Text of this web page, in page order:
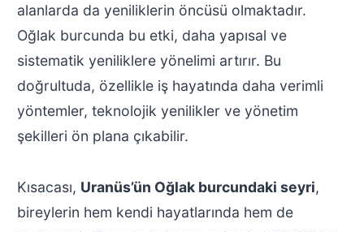
alanlarda da yeniliklerin öncüsü olmaktadır.
Oğlak burcunda bu etki, daha yapısal ve
sistematik yeniliklere yönelimi artırır. Bu
doğrultuda, özellikle iş hayatında daha verimli
yöntemler, teknolojik yenilikler ve yönetim
şekilleri ön plana çıkabilir.
Kısacası, Uranüs’ün Oğlak burcundaki seyri,
bireylerin hem kendi hayatlarında hem de